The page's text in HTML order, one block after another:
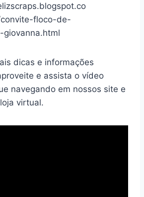
floco-de-
giovanna.html
dicas e informações
e assista o vídeo
navegando em nossos site e
virtual.